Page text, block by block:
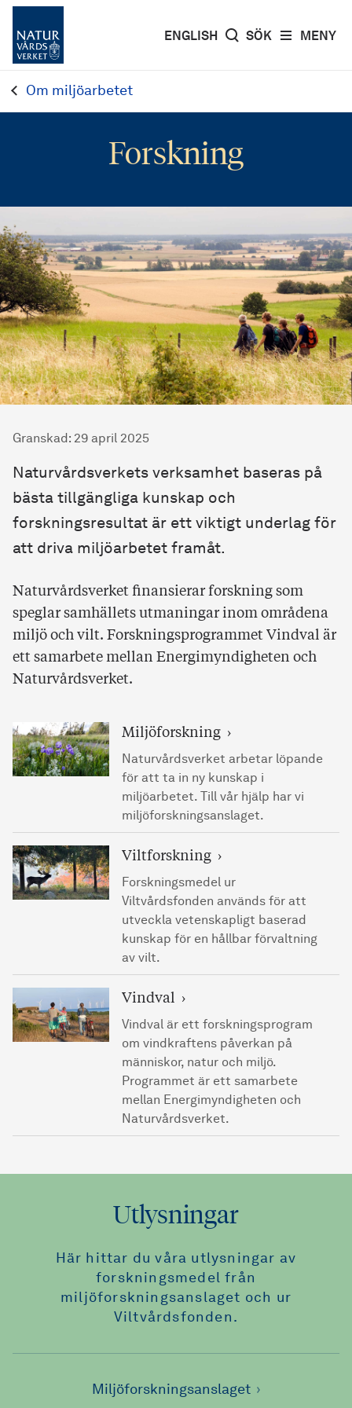
MENY
ENGLISH SÖK
Om miljöarbetet
Forskning
Granskad : 29 april 2025
Naturvårdsverkets verksamhet baseras på
bästa tillgängliga kunskap och
forskningsresultat är ett viktigt underlag för
att driva miljöarbetet framåt.
Naturvårdsverket finansierar forskning som
speglar samhällets utmaningar inom områdena
miljö och vilt. Forskningsprogrammet Vindval är
ett samarbete mellan Energimyndigheten och
Naturvårdsverket.
Miljöforskning
Naturvårdsverket arbetar löpande
för att ta in ny kunskap i
miljöarbetet. Till vår hjälp har vi
miljöforskningsanslaget.
Viltforskning
Forskningsmedel ur
Viltvårdsfonden används för att
utveckla vetenskapligt baserad
kunskap för en hållbar förvaltning
av vilt.
Vindval
Vindval är ett forskningsprogram
om vindkraftens påverkan på
människor, natur och miljö.
Programmet är ett samarbete
mellan Energimyndigheten och
Naturvårdsverket.
Utlysningar
Här hittar du våra utlysningar av
forskningsmedel från
miljöforskningsanslaget och ur
Viltvårdsfonden.
Miljöforskningsanslaget